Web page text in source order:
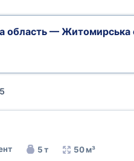
область — Житомирська
5 т 50 м³